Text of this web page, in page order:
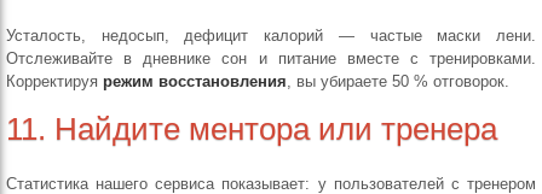
Усталость, недосып, дефицит калорий — частые маски лени.
Отслеживайте в дневнике сон и питание вместе с тренировками.
Корректируя режим восстановления, вы убираете 50 % отговорок.
11. Найдите ментора или тренера
Статистика нашего сервиса показывает: у пользователей с тренером